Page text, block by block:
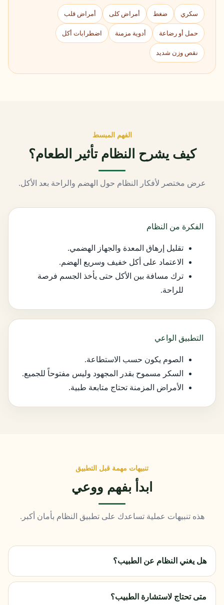
سكري ضغط أمراض كلى أمراض قلب
حمل أو رضاعة أدوية مزمنة اضطرابات أكل
نقص وزن شديد
الفهم المبسط
كيف يشرح النظام تأثير الطعام؟
عرض مختصر لأفكار النظام حول الهضم والراحة بعد الأكل.
الفكرة من النظام
تقليل إرهاق المعدة والجهاز الهضمي.
الاعتماد على أكل خفيف وسريع الهضم.
ترك مسافة بين الأكل حتى يأخذ الجسم فرصة
للراحة.
التطبيق الواعي
الصوم يكون حسب الاستطاعة.
السكر مسموح بقدر المجهود وليس مفتوحاً للجميع.
الأمراض المزمنة تحتاج متابعة طبية.
تنبيهات مهمة قبل التطبيق
ابدأ بفهم ووعي
هذه تنبيهات عملية تساعدك على تطبيق النظام بأمان أكبر.
هل يغني النظام عن الطبيب؟
متى تحتاج لاستشارة الطبيب؟